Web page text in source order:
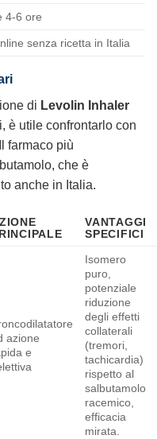
4-6 ore
senza ricetta in Italia
di Levolin Inhaler
è utile confrontarlo con
farmaco più
che è
anche in Italia.
VANTAGGI
SPECIFICI
azione
e
Isomero
puro,
potenziale
riduzione
degli effetti
collaterali
(tremori,
tachicardia)
rispetto al
salbutamolo
racemico,
efficacia
mirata.